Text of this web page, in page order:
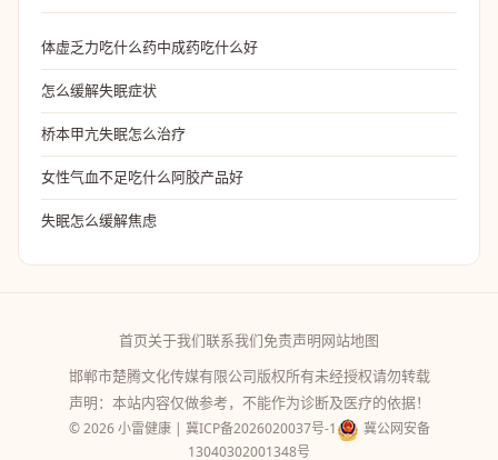
体虚乏力吃什么药中成药吃什么好
怎么缓解失眠症状
桥本甲亢失眠怎么治疗
女性气血不足吃什么阿胶产品好
失眠怎么缓解焦虑
首页关于我们联系我们免责声明网站地图
邯郸市楚腾文化传媒有限公司版权所有未经授权请勿转载
声明：本站内容仅做参考，不能作为诊断及医疗的依据！
© 2026 小雷健康 | 冀ICP备2026020037号-1
冀公网安备
13040302001348号